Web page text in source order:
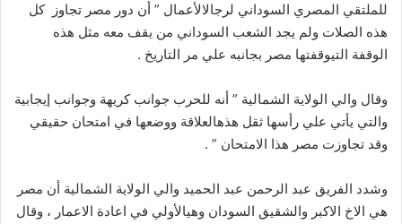
للملتقي المصري السوداني لرجالالأعمال ” أن دور مصر تجاوز
كل
هذه الصلات ولم يجد الشعب السوداني من يقف معه مثل هذه
الوقفة التيوقفتها مصر بجانبه علي مر التاريخ .
وقال والي الولاية الشمالية ” أنه للحرب جوانب كريهة وجوانب إيجابية
والتي يأتي علي رأسها ثقل هذهالعلاقة ووضعها في امتحان حقيقي
وقد تجاوزت مصر هذا الامتحان ”
.
وشدد الفريق عبد الرحمن عبد الحميد والي الولاية الشمالية أن مصر
هي الاخ الاكبر والشقيق السودان وهيالأولي في اعادة الاعمار ، وقال